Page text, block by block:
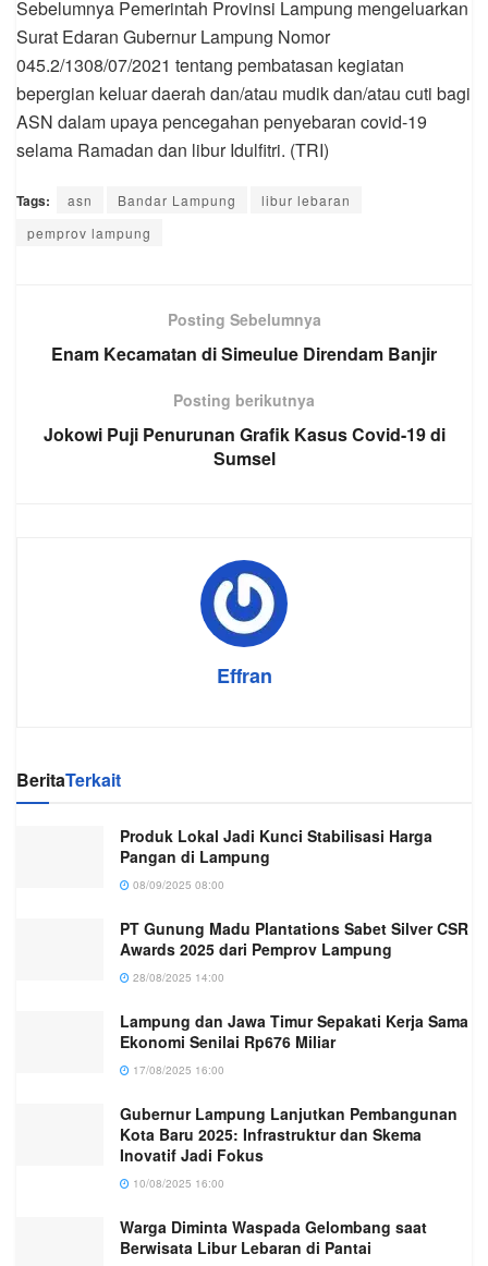
Sebelumnya Pemerintah Provinsi Lampung mengeluarkan
Surat Edaran Gubernur Lampung Nomor
045.2/1308/07/2021 tentang pembatasan kegiatan
bepergian keluar daerah dan/atau mudik dan/atau cuti bagi
ASN dalam upaya pencegahan penyebaran covid-19
selama Ramadan dan libur Idulfitri. (TRI)
Tags: asn Bandar Lampung
libur lebaran
pemprov lampung
Posting Sebelumnya
Enam Kecamatan di Simeulue Direndam Banjir
Posting berikutnya
Jokowi Puji Penurunan Grafik Kasus Covid-19 di
Sumsel
Effran
BeritaTerkait
Produk Lokal Jadi Kunci Stabilisasi Harga
Pangan di Lampung
08/09/2025 08:00
PT Gunung Madu Plantations Sabet Silver CSR
Awards 2025 dari Pemprov Lampung
28/08/2025 14:00
Lampung dan Jawa Timur Sepakati Kerja Sama
Ekonomi Senilai Rp676 Miliar
17/08/2025 16:00
Gubernur Lampung Lanjutkan Pembangunan
Kota Baru 2025: Infrastruktur dan Skema
Inovatif Jadi Fokus
10/08/2025 16:00
Warga Diminta Waspada Gelombang saat
Berwisata Libur Lebaran di Pantai